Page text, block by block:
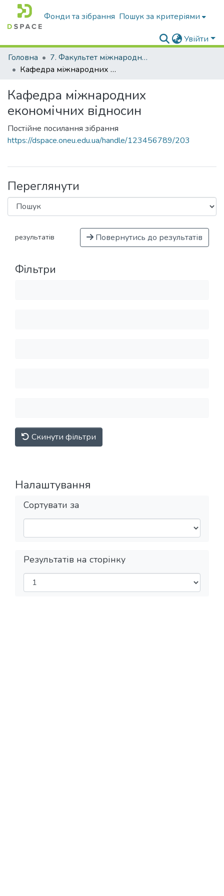
Фонди та зібрання Пошук за критеріями
Увійти
Головна
7. Факультет міжнародної економіки
Кафедра міжнародних економічних відносин
Кафедра міжнародних
економічних відносин
Постійне посилання зібрання
https://dspace.oneu.edu.ua/handle/123456789/203
Переглянути
результатів Повернутись до результатів
Фільтри
Скинути фільтри
Налаштування
Сортувати за
Результатів на сторінку